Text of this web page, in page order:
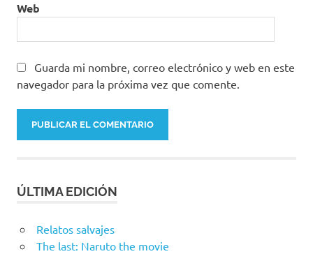
Web
Guarda mi nombre, correo electrónico y web en este
navegador para la próxima vez que comente.
ÚLTIMA EDICIÓN
Relatos salvajes
The last: Naruto the movie